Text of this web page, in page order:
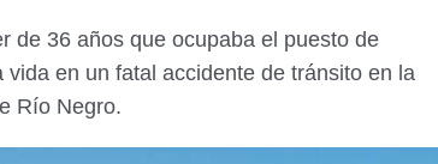
de 36 años que ocupaba el puesto de
en un fatal accidente de tránsito en la
Río Negro.